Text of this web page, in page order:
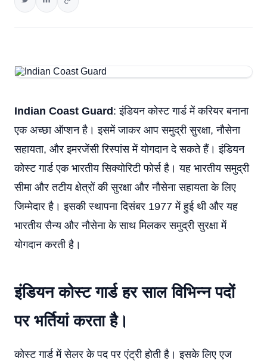
Indian Coast Guard : इंडियन कोस्ट गार्ड में करियर बनाना
एक अच्छा ऑप्शन है। इसमें जाकर आप समुद्री सुरक्षा, नौसेना
सहायता, और इमरजेंसी रिस्पांस में योगदान दे सकते हैं। इंडियन
कोस्ट गार्ड एक भारतीय सिक्योरिटी फोर्स है। यह भारतीय समुद्री
सीमा और तटीय क्षेत्रों की सुरक्षा और नौसेना सहायता के लिए
जिम्मेदार है। इसकी स्थापना दिसंबर 1977 में हुई थी और यह
भारतीय सैन्य और नौसेना के साथ मिलकर समुद्री सुरक्षा में
योगदान करती है।
इंडियन कोस्ट गार्ड हर साल विभिन्न पदों
पर भर्तियां करता है।
कोस्ट गार्ड में सेलर के पद पर एंट्री होती है। इसके लिए एज